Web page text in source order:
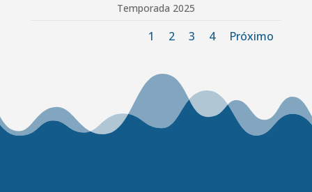
Temporada 2025
1 2 3 4 Próximo